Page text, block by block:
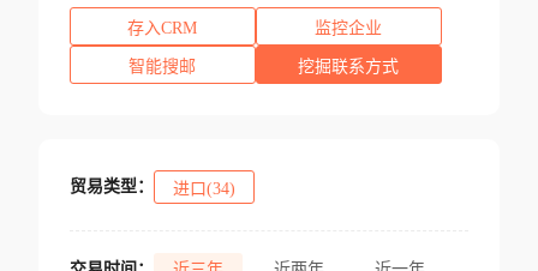
存入CRM 监控企业
智能搜邮 挖掘联系方式
贸易类型： 进口(34)